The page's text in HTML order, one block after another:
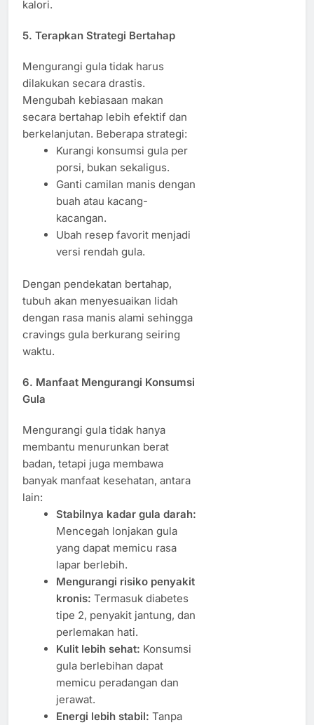
kalori.
5. Terapkan Strategi Bertahap
Mengurangi gula tidak harus
dilakukan secara drastis.
Mengubah kebiasaan makan
secara bertahap lebih efektif dan
berkelanjutan. Beberapa strategi:
Kurangi konsumsi gula per
porsi, bukan sekaligus.
Ganti camilan manis dengan
buah atau kacang-
kacangan.
Ubah resep favorit menjadi
versi rendah gula.
Dengan pendekatan bertahap,
tubuh akan menyesuaikan lidah
dengan rasa manis alami sehingga
cravings gula berkurang seiring
waktu.
6. Manfaat Mengurangi Konsumsi
Gula
Mengurangi gula tidak hanya
membantu menurunkan berat
badan, tetapi juga membawa
banyak manfaat kesehatan, antara
lain:
Stabilnya kadar gula darah:
Mencegah lonjakan gula
yang dapat memicu rasa
lapar berlebih.
Mengurangi risiko penyakit
kronis: Termasuk diabetes
tipe 2, penyakit jantung, dan
perlemakan hati.
Kulit lebih sehat: Konsumsi
gula berlebihan dapat
memicu peradangan dan
jerawat.
Energi lebih stabil: Tanpa